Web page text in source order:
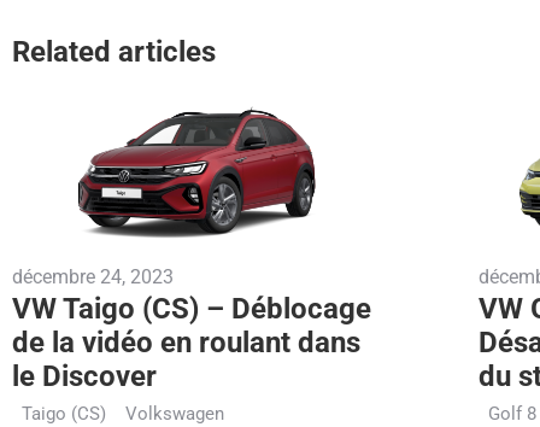
Related articles
décembre 24, 2023
VW Taigo (CS) – Déblocage
de la vidéo en roulant dans
le Discover
Taigo (CS) Volkswagen
VW
du
Golf 8